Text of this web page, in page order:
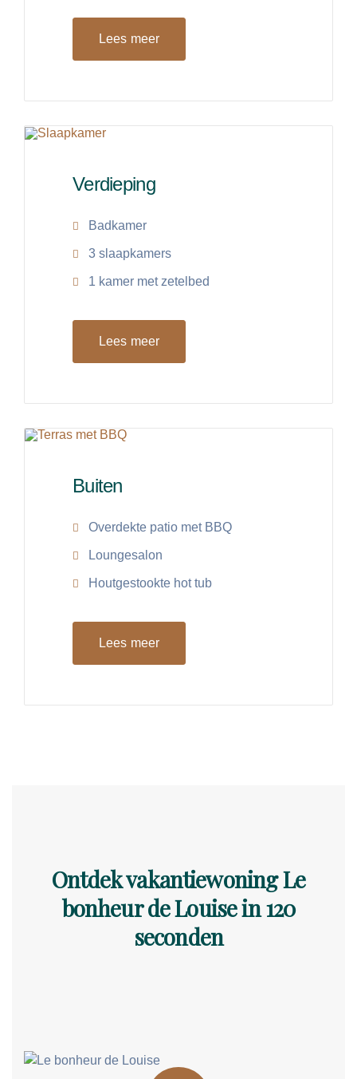
Lees meer
Verdieping
Badkamer
3 slaapkamers
1 kamer met zetelbed
Lees meer
Buiten
Overdekte patio met BBQ
Loungesalon
Houtgestookte hot tub
Lees meer
Ontdek vakantiewoning Le
bonheur de Louise in 120
seconden